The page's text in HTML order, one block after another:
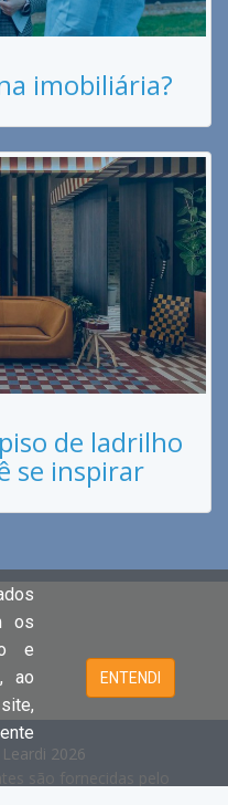
imobiliária?
de ladrilho
se inspirar
2026
os
e
ao
ENTENDI